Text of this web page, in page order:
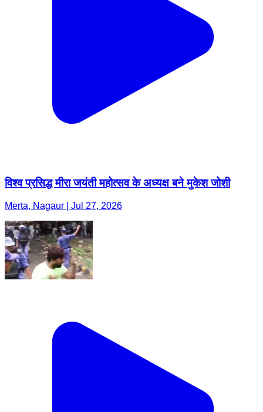
विश्व प्रसिद्ध मीरा जयंती महोत्सव के अध्यक्ष बने मुकेश जोशी
Merta, Nagaur | Jul 27, 2026